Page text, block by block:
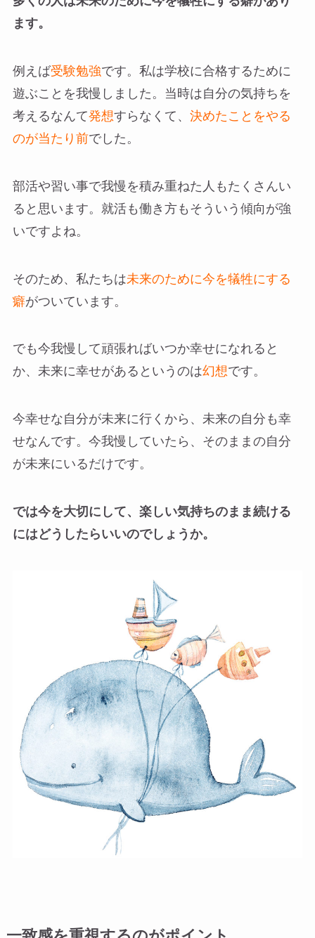
ます。
例えば受験勉強です。私は学校に合格するために
遊ぶことを我慢しました。当時は自分の気持ちを
考えるなんて発想すらなくて、 決めたことをやる
のが当たり前でした。
部活や習い事で我慢を積み重ねた人もたくさんい
ると思います。就活も働き方もそういう傾向が強
いですよね。
そのため、私たちは未来のために今を犠牲にする
癖がついています。
でも今我慢して頑張ればいつか幸せになれると
か、未来に幸せがあるというのは幻想です。
今幸せな自分が未来に行くから、未来の自分も幸
せなんです。今我慢していたら、そのままの自分
が未来にいるだけです。
では今を大切にして、楽しい気持ちのまま続ける
にはどうしたらいいのでしょうか。